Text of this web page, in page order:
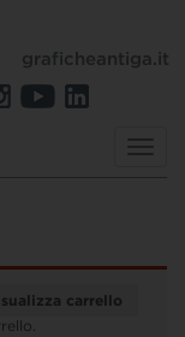
graficheantiga.it
carrello